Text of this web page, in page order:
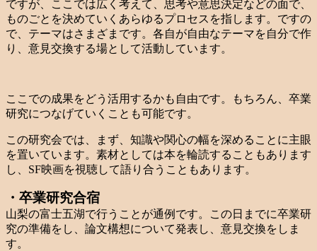
ですが、ここでは広く考えて、思考や意思決定などの面で、
ものごとを決めていくあらゆるプロセスを指します。ですの
で、テーマはさまざまです。各自が自由なテーマを自分で作
り、意見交換する場として活動しています。
ここでの成果をどう活用するかも自由です。もちろん、卒業
研究につなげていくことも可能です。
この研究会では、まず、知識や関心の幅を深めることに主眼
を置いています。素材としては本を輪読することもあります
し、SF映画を視聴して語り合うこともあります。
・卒業研究合宿
山梨の富士五湖で行うことが通例です。この日までに卒業研
究の準備をし、論文構想について発表し、意見交換をしま
す。